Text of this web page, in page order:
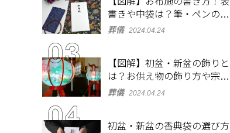
書きや中袋は？筆・ペンのマ
ナーとよくあるQ&A集
葬儀 2024.04.24
【図解】初盆・新盆の飾りと
は？お供え物の飾り方や宗派
ごとの違いを解説！
葬儀 2024.04.24
初盆・新盆の香典袋の選び方